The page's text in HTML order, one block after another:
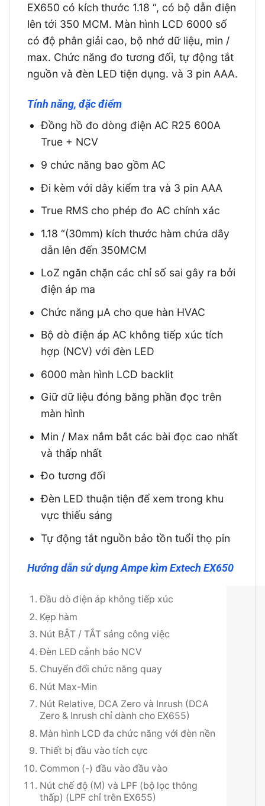
EX650 có kích thước 1.18 “, có bộ dẫn điện
lên tới 350 MCM. Màn hình LCD 6000 số
có độ phân giải cao, bộ nhớ dữ liệu, min /
max. Chức năng đo tương đối, tự động tắt
nguồn và đèn LED tiện dụng. và 3 pin AAA.
Tính năng, đặc điểm
Đồng hồ đo dòng điện AC R25 600A
True + NCV
9 chức năng bao gồm AC
Đi kèm với dây kiểm tra và 3 pin AAA
True RMS cho phép đo AC chính xác
1.18 “(30mm) kích thước hàm chứa dây
dẫn lên đến 350MCM
LoZ ngăn chặn các chỉ số sai gây ra bởi
điện áp ma
Chức năng µA cho que hàn HVAC
Bộ dò điện áp AC không tiếp xúc tích
hợp (NCV) với đèn LED
6000 màn hình LCD backlit
Giữ dữ liệu đóng băng phần đọc trên
màn hình
Min / Max nắm bắt các bài đọc cao nhất
và thấp nhất
Đo tương đối
Đèn LED thuận tiện để xem trong khu
vực thiếu sáng
Tự động tắt nguồn bảo tồn tuổi thọ pin
Hướng dẫn sử dụng Ampe kìm Extech EX650
Đầu dò điện áp không tiếp xúc
Kẹp hàm
Nút BẬT / TẮT sáng công việc
Đèn LED cảnh báo NCV
Chuyển đổi chức năng quay
Nút Max-Min
Nút Relative, DCA Zero và Inrush (DCA
Zero & Inrush chỉ dành cho EX655)
Màn hình LCD đa chức năng với đèn nền
Thiết bị đầu vào tích cực
Common (-) đầu vào đầu vào
Nút chế độ (M) và LPF (bộ lọc thông
thấp) (LPF chỉ trên EX655)